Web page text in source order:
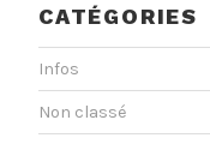
CATÉGORIES
Infos
Non classé